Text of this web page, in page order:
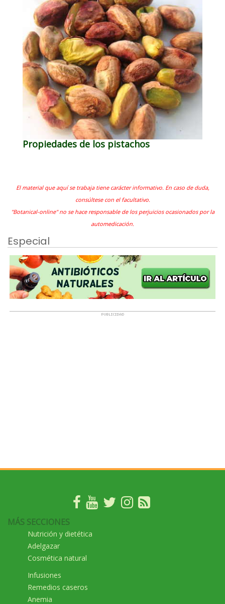
Propiedades de los pistachos
El material que aquí se trabaja tiene carácter informativo. En caso de duda,
consúltese con el facultativo.
"Botanical-online" no se hace responsable de los perjuicios ocasionados por la
automedicación.
Especial
MÁS SECCIONES
Nutrición y dietética
Adelgazar
Cosmética natural
Infusiones
Remedios caseros
Anemia